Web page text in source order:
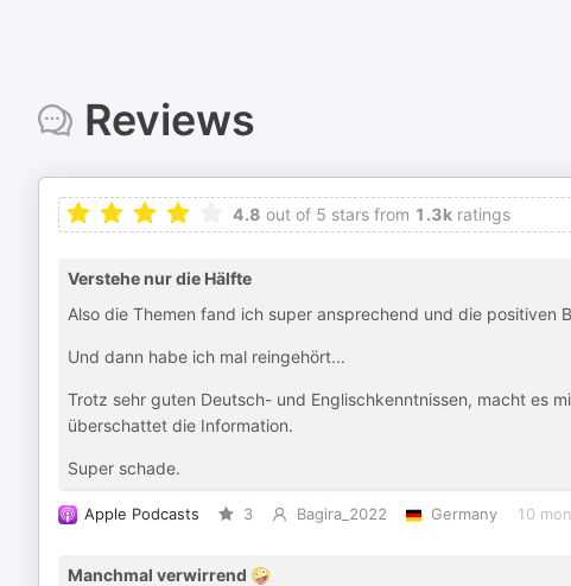
Reviews
4.8 out of 5 stars from 1.3k ratings
Verstehe nur die Hälfte
Also die Themen fand ich super ansprechend und die positiven
Und dann habe ich mal reingehört...
Trotz sehr guten Deutsch- und Englischkenntnissen, macht es
überschattet die Information.
Super schade.
Apple Podcasts 3 Bagira_2022 Germany 10
Manchmal verwirrend 🤪